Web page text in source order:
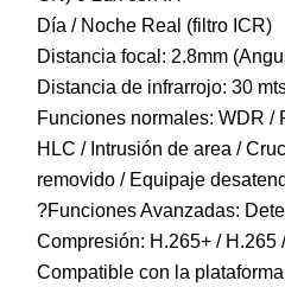
Día / Noche Real (filtro ICR)
Distancia focal: 2.8mm
Distancia de infrarrojo: 30
Funciones normales: WDR /
HLC / Intrusión de area /
removido / Equipaje
?Funciones Avanzadas:
Compresión: H.265+ / H.265
Compatible con la